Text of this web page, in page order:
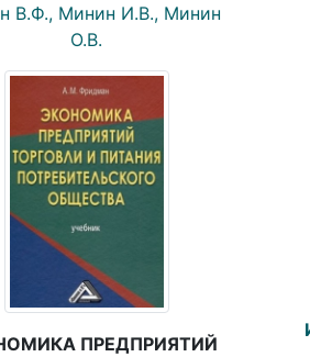
В.Ф., Минин И.В., Минин
О.В.
ПРЕДПРИЯТИЙ